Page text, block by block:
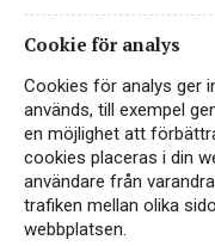
ALKOHOLHALT
FÖRSLUTNING
Skruvkork
DRUVOR
Cookie för analys
Cookies för analys ger
används, till exempel
en möjlighet att
cookies placeras i din
användare från
trafiken mellan olika
webbplatsen.